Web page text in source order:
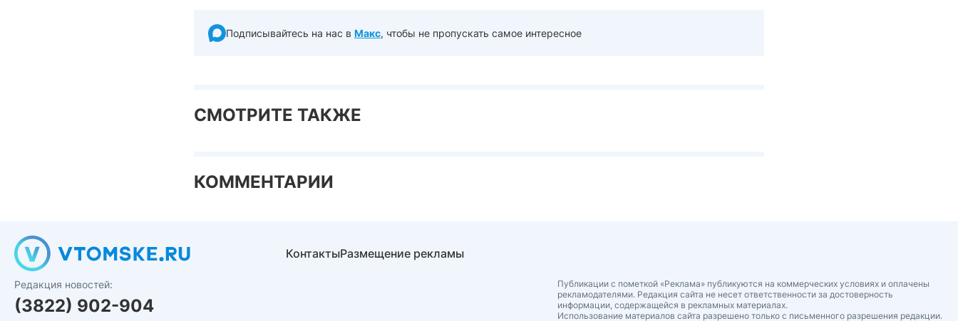
Подписывайтесь на нас в Макс, чтобы не пропускать самое интересное
СМОТРИТЕ ТАКЖЕ
КОММЕНТАРИИ
Редакция новостей:
(3822) 902-904
КонтактыРазмещение рекламы
Публикации с пометкой «Реклама» публикуются на коммерческих условиях и оплачены
рекламодателями. Редакция сайта не несет ответственности за достоверность
информации, содержащейся в рекламных материалах.
Использование материалов сайта разрешено только с письменного разрешения редакции.